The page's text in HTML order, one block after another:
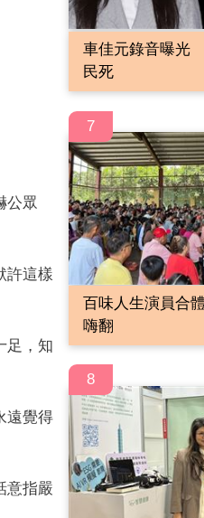
公眾
許這樣
足，知
遠覺得
意指嚴
車佳元錄音曝光
民死
7
百味人生演員合
嗨翻
8